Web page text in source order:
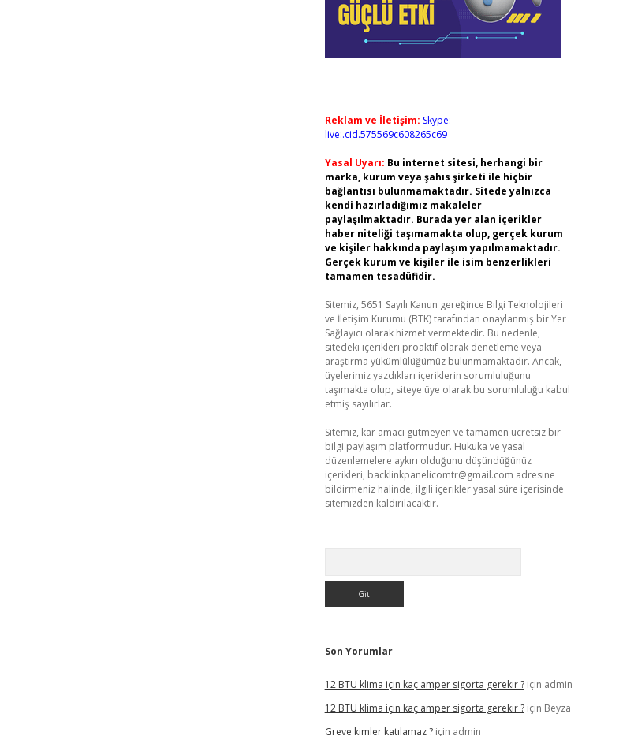
Reklam ve İletişim: Skype:
live:.cid.575569c608265c69
Yasal Uyarı: Bu internet sitesi, herhangi bir
marka, kurum veya şahıs şirketi ile hiçbir
bağlantısı bulunmamaktadır. Sitede yalnızca
kendi hazırladığımız makaleler
paylaşılmaktadır. Burada yer alan içerikler
haber niteliği taşımamakta olup, gerçek kurum
ve kişiler hakkında paylaşım yapılmamaktadır.
Gerçek kurum ve kişiler ile isim benzerlikleri
tamamen tesadüfidir.
Sitemiz, 5651 Sayılı Kanun gereğince Bilgi Teknolojileri
ve İletişim Kurumu (BTK) tarafından onaylanmış bir Yer
Sağlayıcı olarak hizmet vermektedir. Bu nedenle,
sitedeki içerikleri proaktif olarak denetleme veya
araştırma yükümlülüğümüz bulunmamaktadır. Ancak,
üyelerimiz yazdıkları içeriklerin sorumluluğunu
taşımakta olup, siteye üye olarak bu sorumluluğu kabul
etmiş sayılırlar.
Sitemiz, kar amacı gütmeyen ve tamamen ücretsiz bir
bilgi paylaşım platformudur. Hukuka ve yasal
düzenlemelere aykırı olduğunu düşündüğünüz
içerikleri, backlinkpanelicomtr@gmail.com adresine
bildirmeniz halinde, ilgili içerikler yasal süre içerisinde
sitemizden kaldırılacaktır.
Son Yorumlar
12 BTU klima için kaç amper sigorta gerekir ?için admin
12 BTU klima için kaç amper sigorta gerekir ?için Beyza
Greve kimler katılamaz ?için admin